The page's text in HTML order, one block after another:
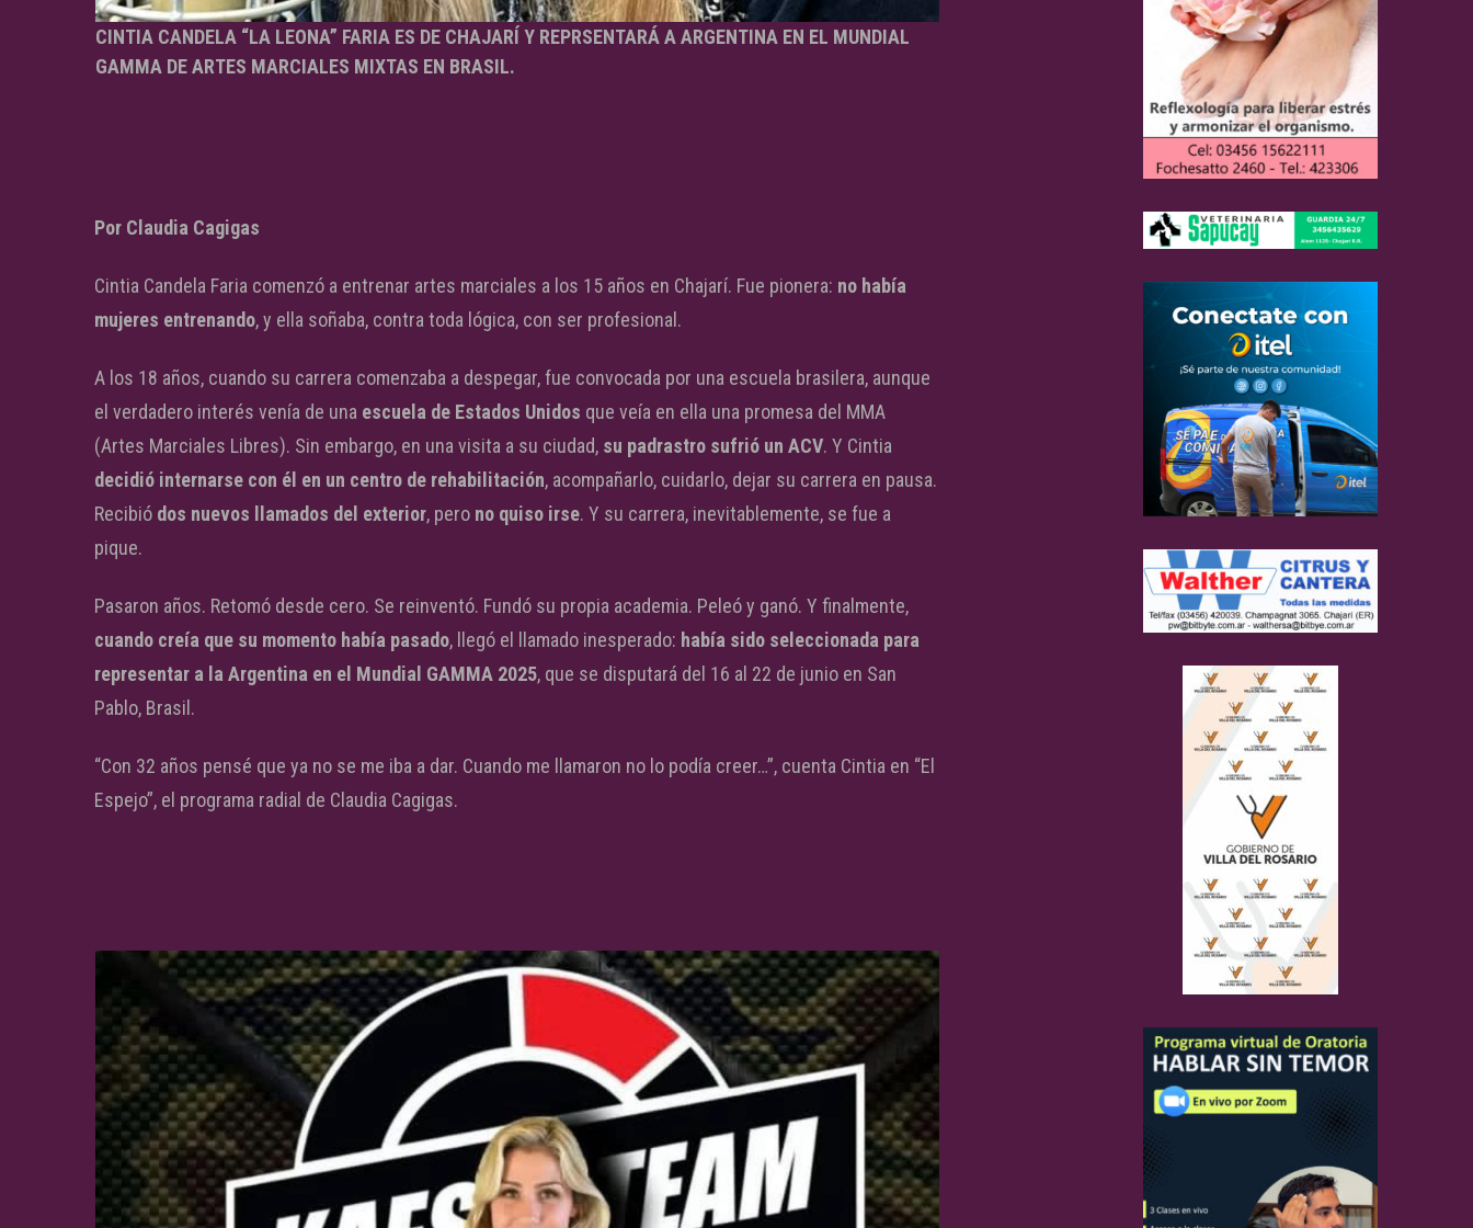
CINTIA CANDELA “LA LEONA” FARIA ES DE CHAJARÍ Y REPRSENTARÁ A ARGENTINA EN EL MUNDIAL
GAMMA DE ARTES MARCIALES MIXTAS EN BRASIL.
Por Claudia Cagigas
Cintia Candela Faria comenzó a entrenar artes marciales a los 15 años en Chajarí. Fue pionera: no había
mujeres entrenando, y ella soñaba, contra toda lógica, con ser profesional.
A los 18 años, cuando su carrera comenzaba a despegar, fue convocada por una escuela brasilera, aunque
el verdadero interés venía de una escuela de Estados Unidos que veía en ella una promesa del MMA
(Artes Marciales Libres). Sin embargo, en una visita a su ciudad, su padrastro sufrió un ACV. Y Cintia
decidió internarse con él en un centro de rehabilitación, acompañarlo, cuidarlo, dejar su carrera en pausa.
Recibió dos nuevos llamados del exterior, pero no quiso irse. Y su carrera, inevitablemente, se fue a
pique.
Pasaron años. Retomó desde cero. Se reinventó. Fundó su propia academia. Peleó y ganó. Y finalmente,
cuando creía que su momento había pasado, llegó el llamado inesperado: había sido seleccionada para
representar a la Argentina en el Mundial GAMMA 2025, que se disputará del 16 al 22 de junio en San
Pablo, Brasil.
“Con 32 años pensé que ya no se me iba a dar. Cuando me llamaron no lo podía creer…”, cuenta Cintia en “El
Espejo”, el programa radial de Claudia Cagigas.